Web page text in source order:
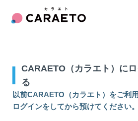
CARAETO（カラエト）に
る
以前CARAETO（カラエト）をご利
ログインをしてから預けてください。